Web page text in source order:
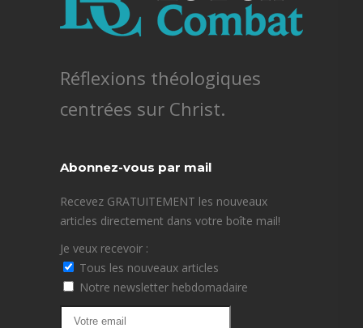
Réflexions théologiques
centrées sur Christ.
Abonnez-vous par mail
Recevez GRATUITEMENT les nouveaux
articles directement dans votre boîte mail!
Je veux recevoir :
Tous les nouveaux articles
Notre newsletter hebdomadaire